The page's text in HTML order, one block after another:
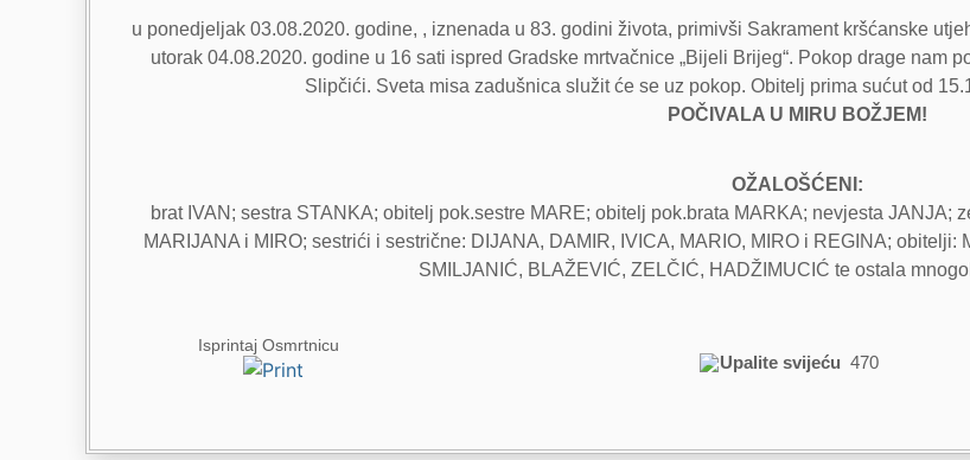
u ponedjeljak 03.08.2020. godine, , iznenada u 83. godini života, primivši Sakrament kršćanske
utorak 04.08.2020. godine u 16 sati ispred Gradske mrtvačnice „Bijeli Brijeg“. Pokop drage nam
Slipčići. Sveta misa zadušnica služit će se uz pokop. Obitelj prima sućut od
POČIVALA U MIRU BOŽJEM!
OŽALOŠĆENI:
brat IVAN; sestra STANKA; obitelj pok.sestre MARE; obitelj pok.brata MARKA; nevjesta JANJA;
MARIJANA i MIRO; sestrići i sestrične: DIJANA, DAMIR, IVICA, MARIO, MIRO i REGINA;
SMILJANIĆ, BLAŽEVIĆ, ZELČIĆ, HADŽIMUCIĆ te ostala
Isprintaj Osmrtnicu
Upalite svijeću 470